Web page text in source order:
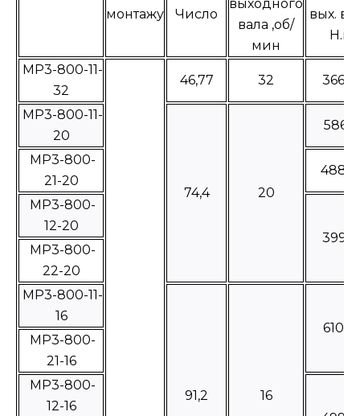
монтажу
Число
выходного
вала ,об/
мин
вых.
Н.м
МР3-800-11-
32
46,77 32 36635
МР3-800-11-
20
74,4 20
58615
МР3-800-
21-20
МР3-800-
12-20
39965
МР3-800-
22-20
МР3-800-11-
16
91,2 16
61060
МР3-800-
21-16
МР3-800-
12-16